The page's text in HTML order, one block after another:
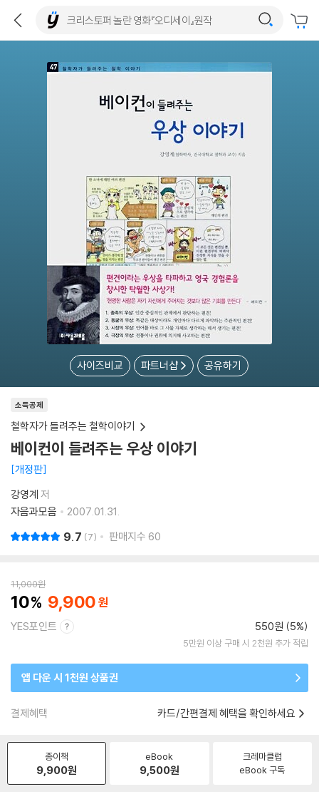
사이즈비교 파트너샵 공유하기
소득공제
철학자가 들려주는 철학이야기
베이컨이 들려주는 우상 이야기
개정판
강영계 저
자음과모음
2007.01.31.
9.7 7 판매지수 60
11,000원
10 9,900
YES포인트 550원 (5%)
5만원 이상 구매 시 2천원 추가 적립
앱 다운 시 1천원 상품권
결제혜택 카드/간편결제 혜택을 확인하세요
종이책
9,900원
eBook
9,500원
크레마클럽
eBook 구독